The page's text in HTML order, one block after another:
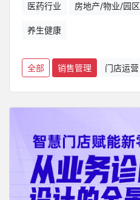
医药行业 房地产/物业/园区
养生健康
全部 销售管理 门店运营